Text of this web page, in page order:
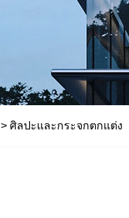
> ศิลปะและกระจกตกแต่ง